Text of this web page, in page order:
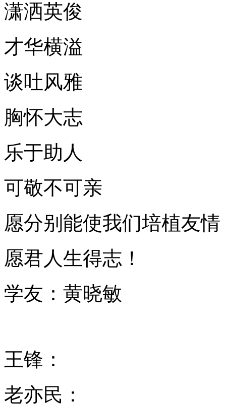
潇洒英俊
才华横溢
谈吐风雅
胸怀大志
乐于助人
可敬不可亲
愿分别能使我们培植友情
愿君人生得志！
学友：黄晓敏
王锋：
老亦民：